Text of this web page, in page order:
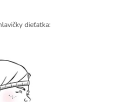
dieťatka: